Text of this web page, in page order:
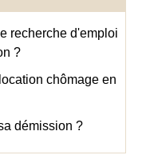
recherche d'emploi
?
chômage en
démission ?